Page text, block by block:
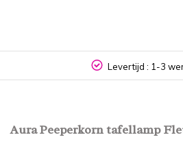
Levertijd : 1-3
Aura Peeperkorn tafellamp